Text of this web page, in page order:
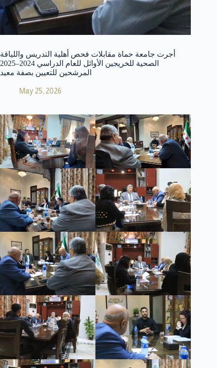
أجرت جامعة حماة مقابلات فحص أهلية التدريس واللياقة
الصحية للخريجين الأوائل للعام الدراسي 2024–2025
المرشحين للتعيين بصفة معيد
May 25, 2026